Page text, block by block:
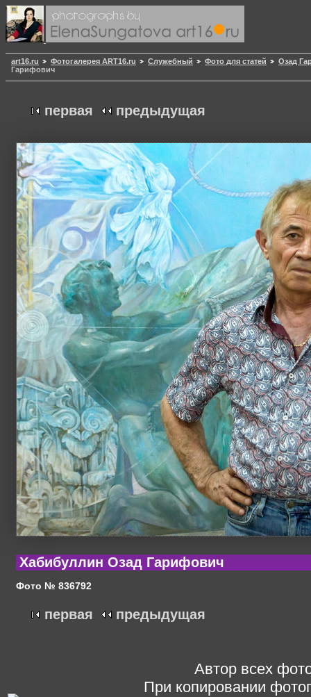
art16.ru Фотогалерея ART16.ru Служебный Фото для статей
Озад
Гарифович
первая предыдущая
Хабибуллин Озад Гарифович
Фото № 836792
первая предыдущая
Автор всех
При копировании